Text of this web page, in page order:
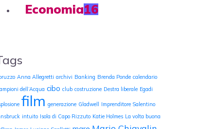
Economia16
Anna Allegretti archivi Banking Brenda Ponde calendario
dell’Acqua cibo club costruzione Destra liberale Egadi
film generazione Gladwell Imprenditore Salentino
intuito Isola di Capo Rizzuto Katie Holmes La volta buona